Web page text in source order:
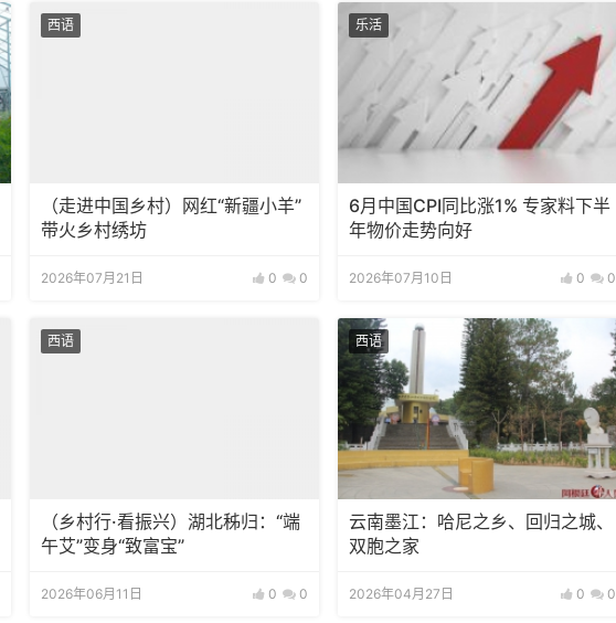
西语
（走进中国乡村）网红“新疆小羊”
带火乡村绣坊
2026年07月21日 0 0
乐活
6月中国CPI同比涨1% 专家料下半
年物价走势向好
2026年07月10日 0 0
西语
（乡村行·看振兴）湖北秭归：“端
午艾”变身“致富宝”
2026年06月11日 0 0
西语
云南墨江：哈尼之乡、回归之城、
双胞之家
2026年04月27日 0 0